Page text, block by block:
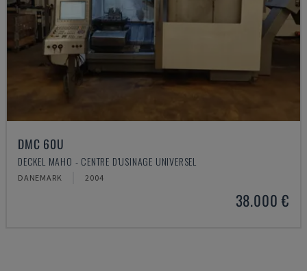
DMC 60U
DECKEL MAHO - CENTRE D'USINAGE UNIVERSEL
DANEMARK 2004
38.000 €